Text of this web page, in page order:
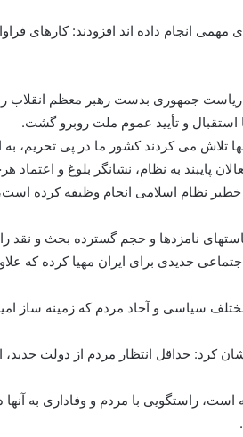
انجام داده اند افزودند: کارهای
جمهوری بدست رهبر معظم انقلاب
می کردند کشور ما در پی تحریم، به
پایبند به نظام، نشانگر بلوغ و
که سالها در مسئولیتهای خطیر نظام اسلامی انجام
نامزدها و حجم گسترده بحث و نقد
جدیدی برای ایران مهیا کرده که
کرد: حداقل انتظار مردم از دولت جدید،
راستگویی با مردم و وفاداری به